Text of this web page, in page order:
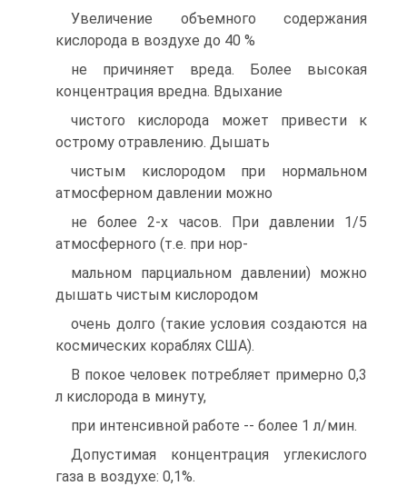
Увеличение объемного содержания
кислорода в воздухе до 40 %
не причиняет вреда. Более высокая
концентрация вредна. Вдыхание
чистого кислорода может привести к
острому отравлению. Дышать
чистым кислородом при нормальном
атмосферном давлении можно
не более 2-х часов. При давлении 1/5
атмосферного (т.е. при нор-
мальном парциальном давлении) можно
дышать чистым кислородом
очень долго (такие условия создаются на
космических кораблях США).
В покое человек потребляет примерно 0,3
л кислорода в минуту,
при интенсивной работе -- более 1 л/мин.
Допустимая концентpация углекислого
газа в воздухе: 0,1%.